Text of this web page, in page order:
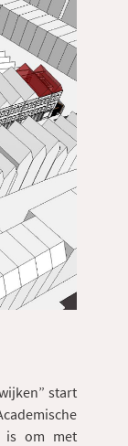
start
is om met